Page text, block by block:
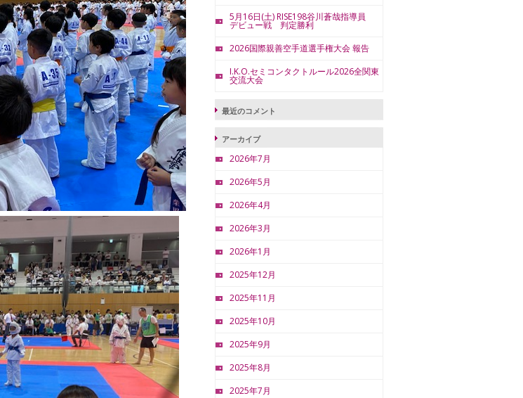
5月16日(土) RISE198谷川蒼哉指導員
デビュー戦 判定勝利
2026国際親善空手道選手権大会 報告
I.K.O.セミコンタクトルール2026全関東
交流大会
最近のコメント
アーカイブ
2026年7月
2026年5月
2026年4月
2026年3月
2026年1月
2025年12月
2025年11月
2025年10月
2025年9月
2025年8月
2025年7月